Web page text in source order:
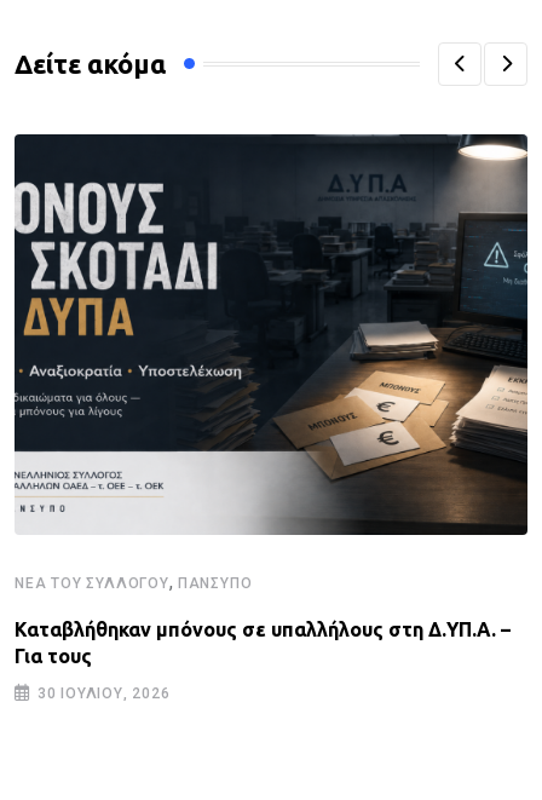
Δείτε ακόμα
ΝΈΑ ΤΟΥ ΣΥΛΛΌΓΟΥ, ΠΑΝΣΥΠΟ
Καταβλήθηκαν μπόνους σε υπαλλήλους στη Δ.ΥΠ.Α. –
Για τους
30 ΙΟΥΛΊΟΥ, 2026